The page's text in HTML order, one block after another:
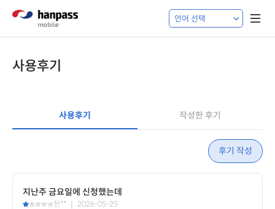
사용후기
사용후기 작성한 후기
후기 작성
지난주 금요일에 신청했는데
천** ｜ 2026-05-25